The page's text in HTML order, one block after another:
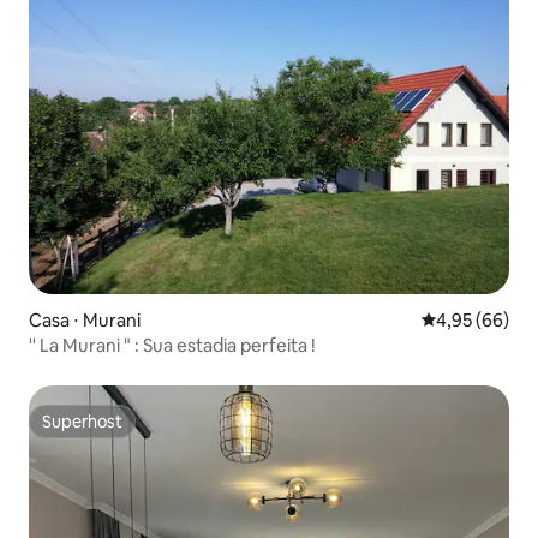
Casa ⋅ Murani 4,95 de uma
4,95 (66)
'' La Murani " : Sua estadia perfeita !
Superhost
Superhost